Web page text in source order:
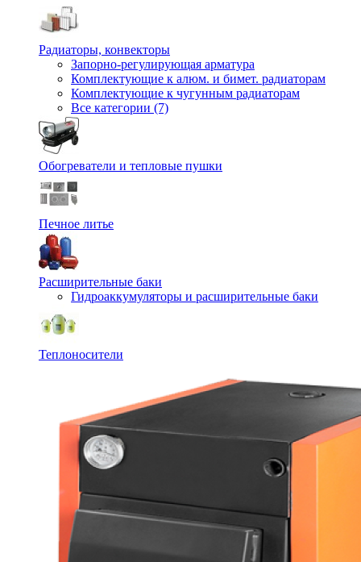
Радиаторы, конвекторы
Запорно-регулирующая арматура
Комплектующие к алюм. и бимет. радиаторам
Комплектующие к чугунным радиаторам
Все категории (7)
Обогреватели и тепловые пушки
Печное литье
Расширительные баки
Гидроаккумуляторы и расширительные баки
Теплоносители